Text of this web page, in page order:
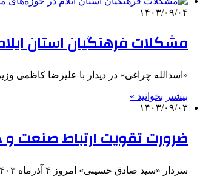
۱۴۰۳/۰۹/۰۴
مشکلات فرهنگیان استان
«اسدالله چراغی» در دیدار با علیرضا
بیشتر بخوانید »
۱۴۰۳/۰۹/۰۳
ضرورت تقویت ارتباط صنعت و
سردار «سید صادق حسینی» امروز ۴ آذرماه ۱۴۰۳، در جمع اساتید دانشگاهی به مناسبت هفته بسیج ماردنده سپاه امیرالمومنین (رظهار…